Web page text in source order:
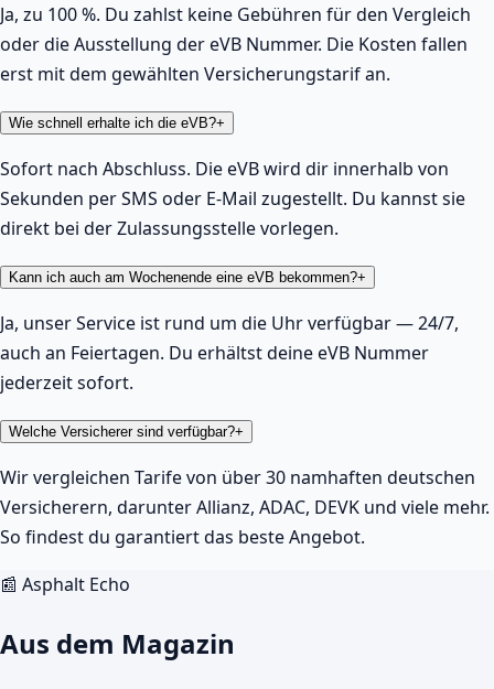
Ja, zu 100 %. Du zahlst keine Gebühren für den Vergleich
oder die Ausstellung der eVB Nummer. Die Kosten fallen
erst mit dem gewählten Versicherungstarif an.
Wie schnell erhalte ich die eVB?+
Sofort nach Abschluss. Die eVB wird dir innerhalb von
Sekunden per SMS oder E-Mail zugestellt. Du kannst sie
direkt bei der Zulassungsstelle vorlegen.
Kann ich auch am Wochenende eine eVB bekommen?+
Ja, unser Service ist rund um die Uhr verfügbar — 24/7,
auch an Feiertagen. Du erhältst deine eVB Nummer
jederzeit sofort.
Welche Versicherer sind verfügbar?+
Wir vergleichen Tarife von über 30 namhaften deutschen
Versicherern, darunter Allianz, ADAC, DEVK und viele mehr.
So findest du garantiert das beste Angebot.
📰 Asphalt Echo
Aus dem Magazin